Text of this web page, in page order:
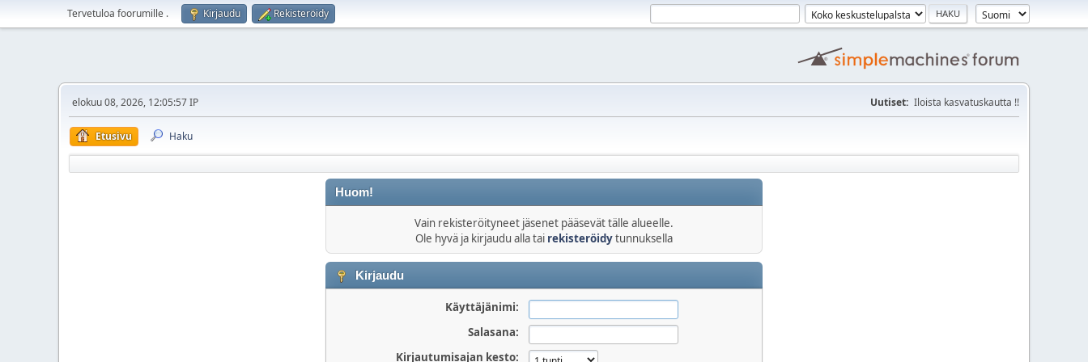
Tervetuloa foorumille . Kirjaudu Rekisteröidy
elokuu 08, 2026, 12:05:57 IP Uutiset: Iloista kasvatuskautta !!
Etusivu Haku
Huom!
Vain rekisteröityneet jäsenet pääsevät tälle alueelle.
Ole hyvä ja kirjaudu alla tai rekisteröidytunnuksella
Kirjaudu
Käyttäjänimi:
Salasana:
Kirjautumisajan kesto: